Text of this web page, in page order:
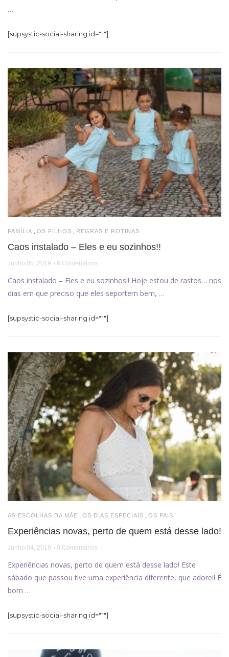
…
[supsystic-social-sharing id="1"]
FAMÍLIA OS FILHOS REGRAS E ROTINAS
Caos instalado – Eles e eu sozinhos!!
Junho 05, 2019 6 Comentários
Caos instalado – Eles e eu sozinhos!! Hoje estou de rastos… nos
dias em que preciso que eles seportem bem, …
[supsystic-social-sharing id="1"]
AS ESCOLHAS DA MÃE , OS DIAS ESPECIAIS , OS PAIS
Experiências novas, perto de quem está desse lado!
Junho 04, 2019 0 Comentários
Experiências novas, perto de quem está desse lado! Este
sábado que passou tive uma experiência diferente, que adorei! É
bom …
[supsystic-social-sharing id="1"]